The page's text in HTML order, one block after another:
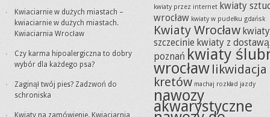
Kwiaciarnie w dużych miastach –
kwiaciarnie w dużych miastach.
Kwiaciarnia Wrocław
Czy karma hipoalergiczna to dobry
wybór dla każdego psa?
Zaginął twój pies? Zadzwoń do
schroniska
Kwiaty na zamówienie. Kwiaciarnia
kwiaty przez internet kwiaty
wrocław kwiaty w pudełku gdańsk
Kwiaty Wrocław
szczecinie kwiaty z dostawą
poznań kwiaty
wrocław likwidacja
kretów machaj rozkład jazdy
nawozy
akwarystyczne